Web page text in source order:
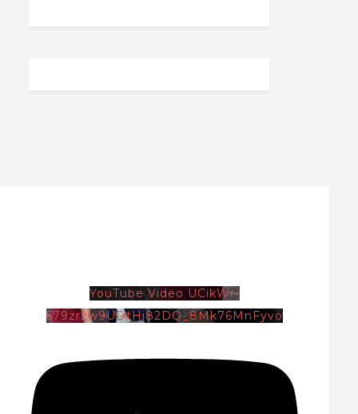
YouTube Video UCikWr-
579zrzw9UDtHi82DQ_8Mk76MnFyvo